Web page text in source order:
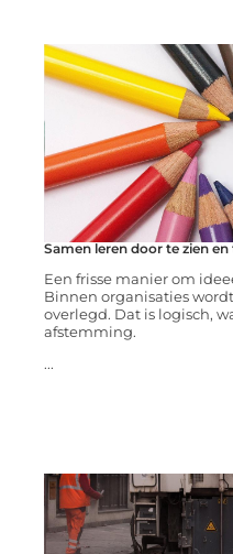
Samen leren door te zien en
Een frisse manier om
Binnen organisaties
overlegd. Dat is logisch,
afstemming.
...